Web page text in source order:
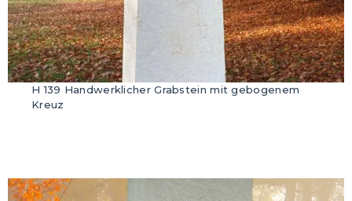
H 139 Handwerklicher Grabstein mit gebogenem
Kreuz